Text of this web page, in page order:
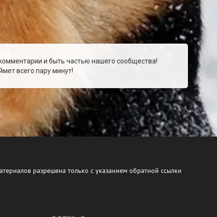
и быть частью нашего сообщества!
всего пару минут!
разрешена только с указанием обратной ссылки